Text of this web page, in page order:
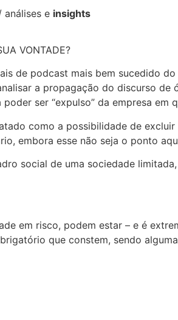
análises e insights
VONTADE?
de podcast mais bem sucedido
a propagação do discurso de
ser “expulso” da empresa em
como a possibilidade de
embora esse não seja o ponto
social de uma sociedade
em risco, podem estar – e é
que constem, sendo